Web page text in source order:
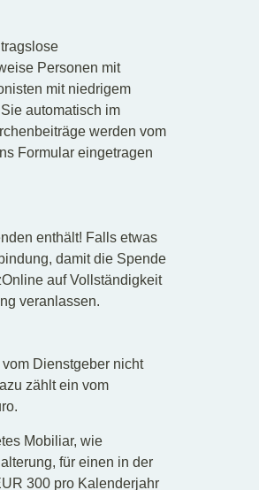
Personen mit
mit niedrigem
automatisch im
werden vom
Formular eingetragen
enthält! Falls etwas
damit die Spende
auf Vollständigkeit
veranlassen.
Dienstgeber nicht
zählt ein vom
Mobiliar, wie
für einen in der
300 pro Kalenderjahr